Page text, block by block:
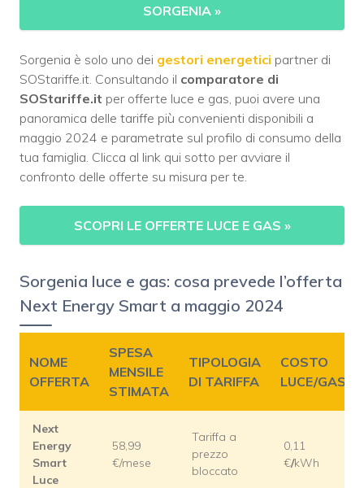
SORGENIA »
Sorgenia è solo uno dei gestori energetici partner di
SOStariffe.it. Consultando il comparatore di
SOStariffe.it per offerte luce e gas, puoi avere una
panoramica delle tariffe più convenienti disponibili a
maggio 2024 e parametrate sul profilo di consumo della
tua famiglia. Clicca al link qui sotto per avviare il
confronto delle offerte su misura per te.
SCOPRI LE OFFERTE LUCE E GAS »
Sorgenia luce e gas: cosa prevede l’offerta
Next Energy Smart a maggio 2024
NOME
OFFERTA
SPESA
MENSILE
STIMATA
TIPOLOGIA
DI TARIFFA
COSTO
LUCE/GAS
Next
Energy
Smart
Luce
58,99
€/mese
Tariffa a
prezzo
bloccato
0,11
€/kWh